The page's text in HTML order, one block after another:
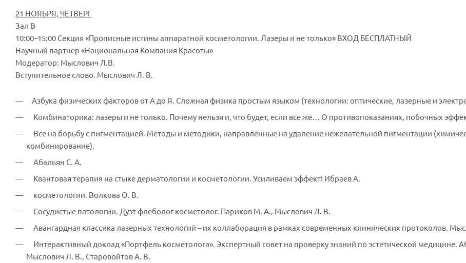
21 НОЯБРЯ, ЧЕТВЕРГ
Зал В
10:00–15:00 Секция «Прописные истины аппаратной косметологии. Лазеры и не только» ВХОД БЕСПЛАТНЫЙ
Научный партнер «Национальная Компания Красоты»
Модератор: Мыслович Л.В.
Вступительное слово. Мыслович Л. В.
Азбука физических факторов от А до Я. Сложная физика простым языком (технологии: оптические, лазерные и
Комбинаторика: лазеры и не только. Почему нельзя и, что будет, если все же… О противопоказаниях, побочных
Все на борьбу с пигментацией. Методы и методики, направленные на удаление нежелательной пигментации
комбинирование).
Абальян С. А.
Квантовая терапия на стыке дерматологии и косметологии. Усиливаем эффект! Ибраев А.
косметологии. Волкова О. В.
Сосудистые патологии. Дуэт флеболог-косметолог. Париков М. А., Мыслович Л. В.
Авангардная классика лазерных технологий – их коллаборация в рамках современных клинических протоколов.
Интерактивный доклад «Портфель косметолога». Экспертный совет на проверку знаний по эстетической
Мыслович Л. В., Старовойтов А. В.